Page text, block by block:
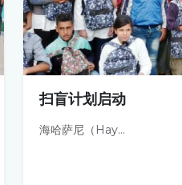
扫盲计划启动
海哈萨尼（Hay...